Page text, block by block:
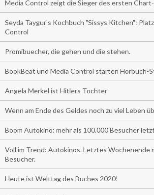
Media Control zeigt die Sieger des ersten
Seyda Taygur's Kochbuch "Sissys Kitchen":
Control
Promibuecher, die gehen und die stehen.
BookBeat und Media Control starten Hörbuch-
Angela Merkel ist Hitlers Tochter
Wenn am Ende des Geldes noch zu viel Leben
Boom Autokino: mehr als 100.000 Besucher
Voll im Trend: Autokinos. Letztes Wochenende
Besucher.
Heute ist Welttag des Buches 2020!